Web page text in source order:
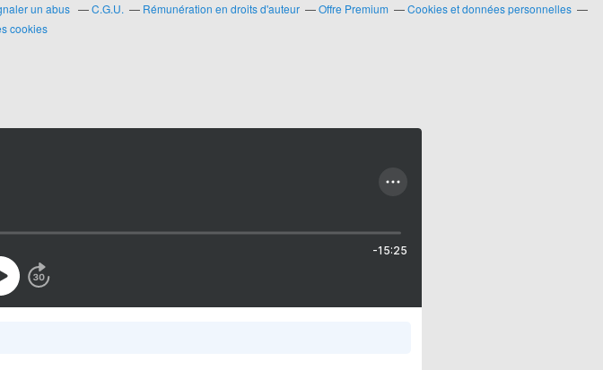
un abus C.G.U. Rémunération en droits d'auteur Offre Premium
Cookies et données personnelles
cookies
-15:25